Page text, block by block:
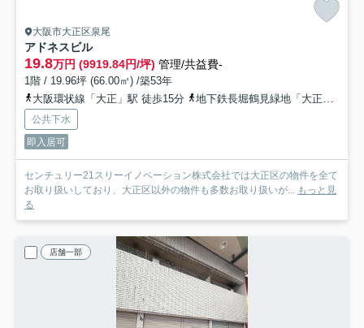
大阪市大正区泉尾
アドネスビル
19.8万円 (9919.84円/坪) 管理/共益費-
1階 / 19.96坪 (66.00㎡) /築53年
大阪環状線「大正」駅 徒歩15分
地下鉄長堀鶴見緑地「大正」駅 徒歩15分
公共下水
即入居可
センチュリー21スリーイノベーション株式会社では大正区の物件を全て
お取り扱いしており、大正区以外の物件も多数お取り扱いが... もっと見
る
店舗一部